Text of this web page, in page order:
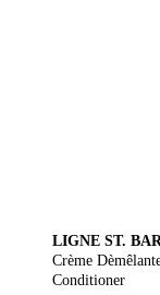
LIGNE ST.
Crème
Conditioner